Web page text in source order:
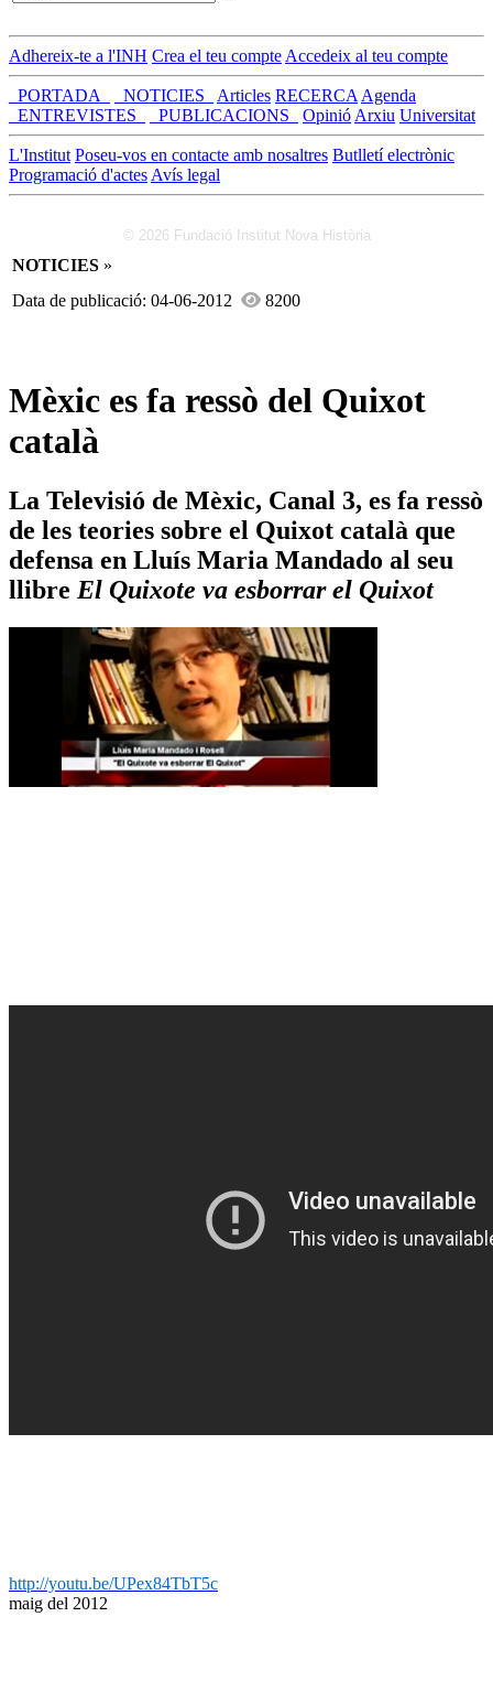
Adhereix-te a l'INH Crea el teu compte Accedeix al teu compte
_PORTADA_ _NOTICIES_ Articles RECERCA Agenda
_ENTREVISTES_
_PUBLICACIONS_ Opinió Arxiu Universitat
L'Institut Poseu-vos en contacte amb nosaltres Butlletí electrònic
Programació d'actes Avís legal
© 2026 Fundació Institut Nova Història
NOTICIES »
Data de publicació: 04-06-2012
8200
Mèxic es fa ressò del Quixot
català
La Televisió de Mèxic, Canal 3, es fa ressò
de les teories sobre el Quixot català que
defensa en Lluís Maria Mandado al seu
llibre El Quixote va esborrar el Quixot
http://youtu.be/UPex84TbT5c
maig del 2012